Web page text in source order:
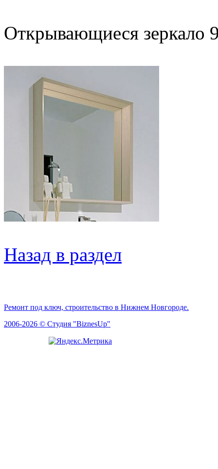
Открывающиеся зеркало
Назад в раздел
Ремонт под ключ, строительство в Нижнем Новгороде.
2006-2026 © Студия "BiznesUp"